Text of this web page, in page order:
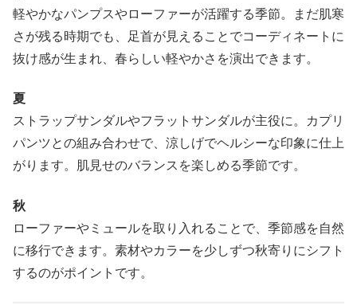
軽やかなパンプスやローファーが活躍する季節。まだ肌寒
さが残る時期でも、足首が見えることでコーディネートに
抜け感が生まれ、春らしい軽やかさを演出できます。
夏
ストラップサンダルやフラットサンダルが主役に。カプリ
パンツとの組み合わせで、涼しげでヘルシーな印象に仕上
がります。肌見せのバランスを楽しめる季節です。
秋
ローファーやミュールを取り入れることで、季節感を自然
に移行できます。素材やカラーを少しずつ秋寄りにシフト
するのがポイントです。